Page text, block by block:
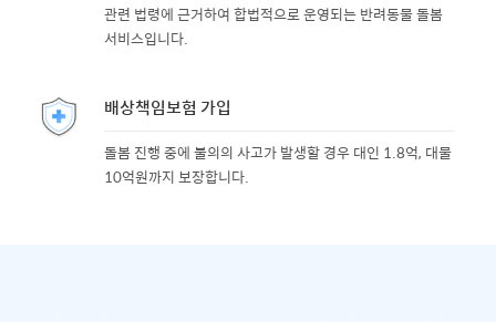
관련 법령에 근거하여 합법적으로 운영되는 반려동물 돌봄
서비스입니다.
배상책임보험 가입
돌봄 진행 중에 불의의 사고가 발생할 경우 대인 1.8억, 대물
10억원까지 보장합니다.